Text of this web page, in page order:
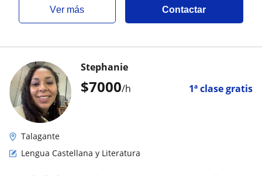
ver más Contactar
$7000/h 1ª clase gratis
Stephanie
Talagante
Lengua Castellana y Literatura